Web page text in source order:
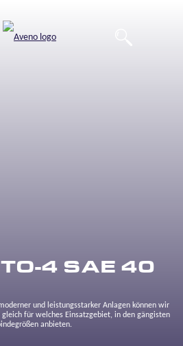
4 SAE 40
und leistungsstarker Anlagen können wir
gleich für welches Einsatzgebiet, in den gängisten
anbieten.